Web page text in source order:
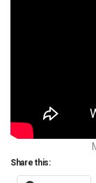
Share this: